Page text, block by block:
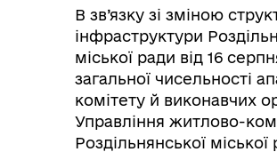
Графіки прийому
В зв’язку зі зміною
інфраструктури
міської ради від 16
загальної чисельності
комітету й виконавчих
Управління житлово-
Роздільнянської